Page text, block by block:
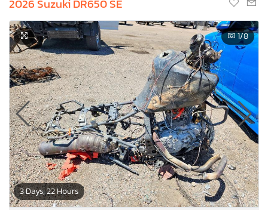
2026 Suzuki DR650 SE
3 Days, 22 Hours
1/8